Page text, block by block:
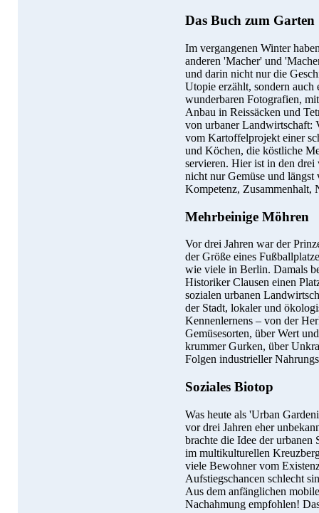
Das Buch zum Garten
Im vergangenen Winter
anderen 'Macher' und
und darin nicht nur die
Utopie erzählt, sondern
wunderbaren Fotografien,
Anbau in Reissäcken und
von urbaner Landwirtschaft:
vom Kartoffelprojekt einer
und Köchen, die köstliche
servieren. Hier ist in den drei
nicht nur Gemüse und längst
Kompetenz, Zusammenhalt,
Mehrbeinige Möhren
Vor drei Jahren war der
der Größe eines
wie viele in Berlin. Damals
Historiker Clausen einen
sozialen urbanen
der Stadt, lokaler und
Kennenlernens – von der
Gemüsesorten, über Wert
krummer Gurken, über
Folgen industrieller
Soziales Biotop
Was heute als 'Urban
vor drei Jahren eher
brachte die Idee der
im multikulturellen
viele Bewohner vom
Aufstiegschancen schlecht
Aus dem anfänglichen
Nachahmung empfohlen!